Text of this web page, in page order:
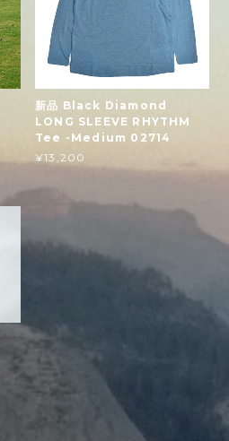
新品 Black Diamond
LONG SLEEVE RHYTHM
Tee -Medium 02714
¥13,200